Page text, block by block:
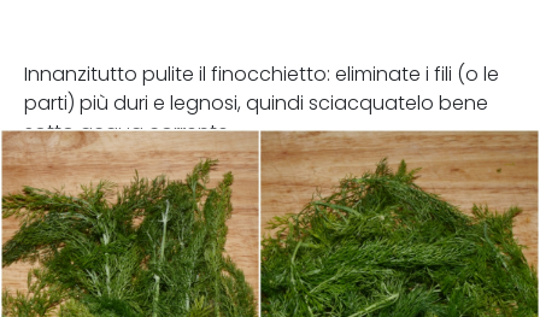
Innanzitutto pulite il finocchietto: eliminate i fili (o le
parti) più duri e legnosi, quindi sciacquatelo bene
sotto acqua corrente.